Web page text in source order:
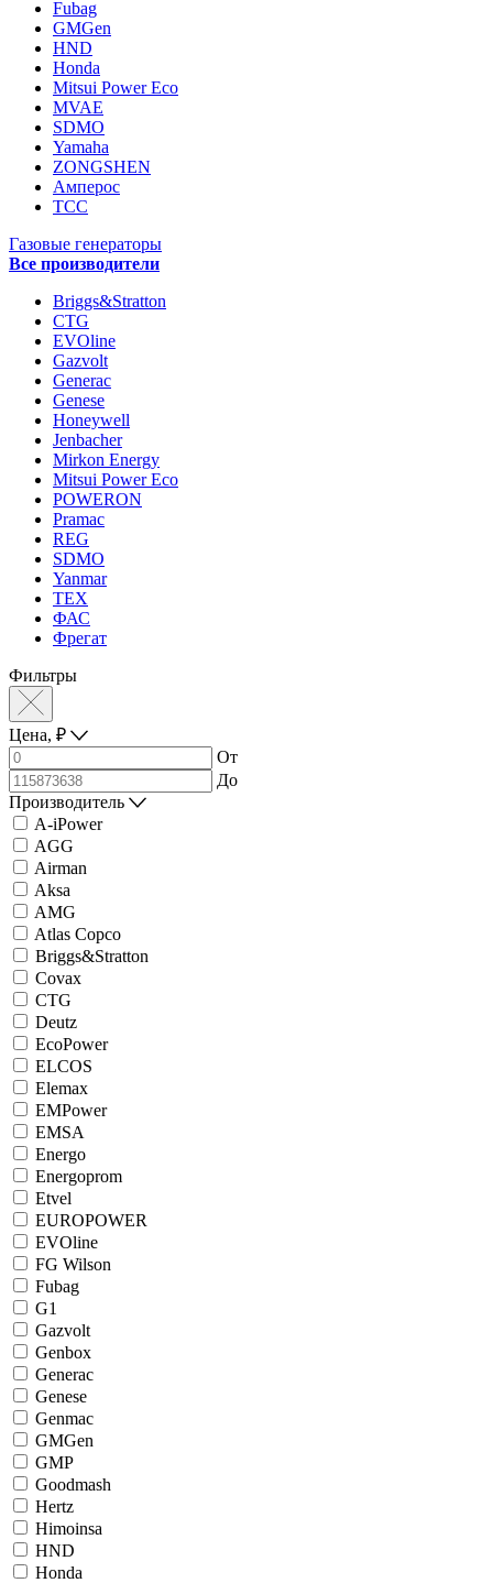
Fubag
GMGen
HND
Honda
Mitsui Power Eco
MVAE
SDMO
Yamaha
ZONGSHEN
Амперос
ТСС
Газовые генераторы
Все производители
Briggs&Stratton
CTG
EVOline
Gazvolt
Generac
Genese
Honeywell
Jenbacher
Mirkon Energy
Mitsui Power Eco
POWERON
Pramac
REG
SDMO
Yanmar
ТЕХ
ФАС
Фрегат
Фильтры
Цена, ₽
От
До
Производитель
A-iPower
AGG
Airman
Aksa
AMG
Atlas Copco
Briggs&Stratton
Covax
CTG
Deutz
EcoPower
ELCOS
Elemax
EMPower
EMSA
Energo
Energoprom
Etvel
EUROPOWER
EVOline
FG Wilson
Fubag
G1
Gazvolt
Genbox
Generac
Genese
Genmac
GMGen
GMP
Goodmash
Hertz
Himoinsa
HND
Honda